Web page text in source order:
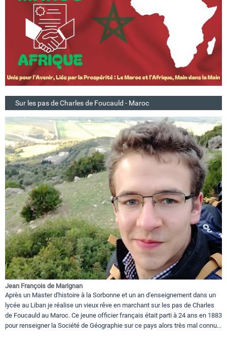
Sur les pas de Charles de Foucauld - Maroc
Jean François de Marignan
Après un Master d'histoire à la Sorbonne et un an d'enseignement dans un
lycée au Liban je réalise un vieux rêve en marchant sur les pas de Charles
de Foucauld au Maroc. Ce jeune officier français était parti à 24 ans en 1883
pour renseigner la Société de Géographie sur ce pays alors très mal connu...